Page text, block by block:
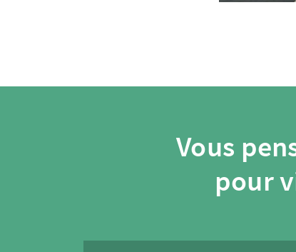
Vous
pour